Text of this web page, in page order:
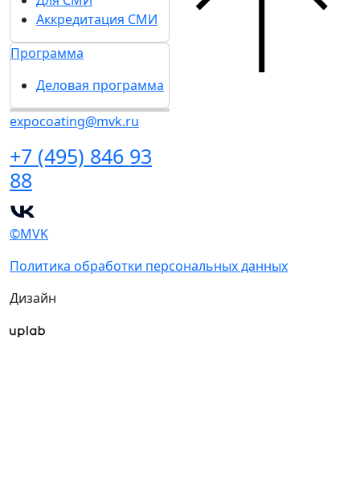
Аккредитация СМИ
Программа
Деловая программа
expocoating@mvk.ru
+7 (495) 846 93
88
©MVK
Политика обработки персональных данных
Дизайн